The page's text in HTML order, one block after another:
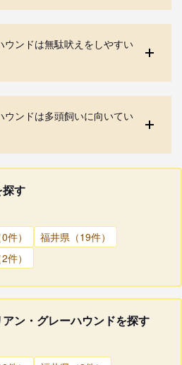
ウンドは無駄吠えをしやすい
ウンドは多頭飼いに向いてい
す
件）
福井県（19件）
件）
ン・グレーハウンドを探す